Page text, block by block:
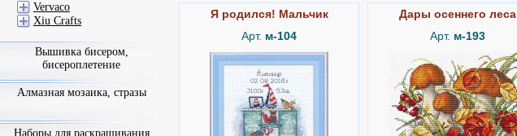
Я родился! Мальчик
Арт. м-104
Дары осеннего леса
Арт. м-193
Vervaco
Xiu Crafts
Вышивка бисером,
бисероплетение
Алмазная мозаика, стразы
Наборы для раскрашивания